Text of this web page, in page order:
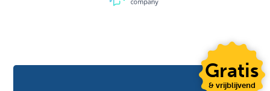
Gratis
& vrijblijvend